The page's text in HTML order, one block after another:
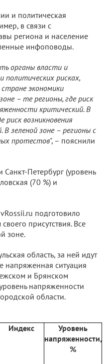
и политическая
в связи с
региона и население
инфоповоды.
органы власти и
политических рисках,
экономики
– те регионы, где риск
критический. В
риск возникновения
зеленой зоне – регионы с
протестов", – пояснили
Петербург (уровень
(70 %) и
подготовило
присутствия. Все
зоне.
область, за ней идут
напряженная ситуация
и Брянском
напряженности
области.
Индекс
Уровень
напряженности,
%